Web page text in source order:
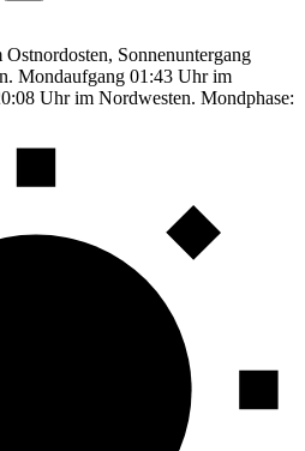
Sonnenuntergang
Mondaufgang 01:43 Uhr im
Uhr im Nordwesten. Mondphase: